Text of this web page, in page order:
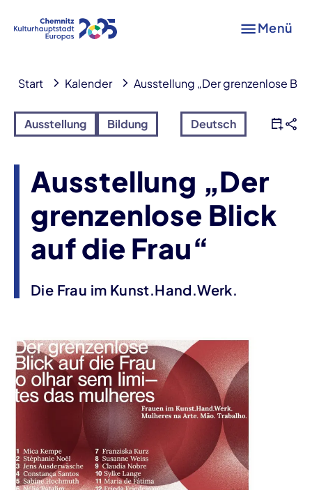
Menü
Start Kalender Ausstellung „Der grenzenlose
Ausstellung Bildung Deutsch
Ausstellung „Der
grenzenlose Blick
auf die Frau“
Die Frau im Kunst.Hand.Werk.